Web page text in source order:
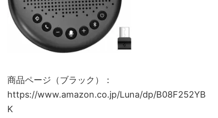
商品ページ（ブラック）：
https://www.amazon.co.jp/Luna/dp/B08F252YB
K